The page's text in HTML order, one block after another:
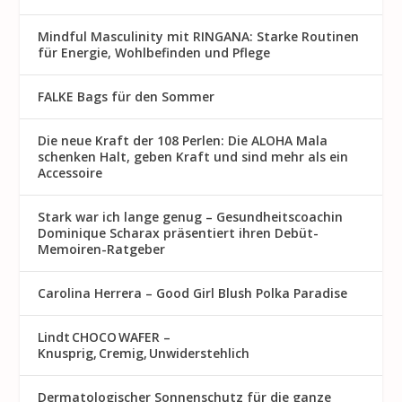
Mindful Masculinity mit RINGANA: Starke Routinen
für Energie, Wohlbefinden und Pflege
FALKE Bags für den Sommer
Die neue Kraft der 108 Perlen: Die ALOHA Mala
schenken Halt, geben Kraft und sind mehr als ein
Accessoire
Stark war ich lange genug – Gesundheitscoachin
Dominique Scharax präsentiert ihren Debüt-
Memoiren-Ratgeber
Carolina Herrera – Good Girl Blush Polka Paradise
Lindt CHOCO WAFER –
Knusprig, Cremig, Unwiderstehlich
Dermatologischer Sonnenschutz für die ganze